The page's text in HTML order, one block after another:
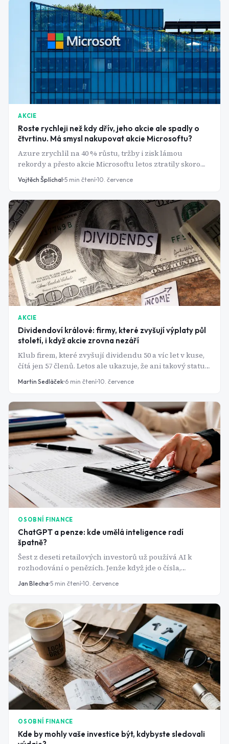
AKCIE
Roste rychleji než kdy dřív, jeho akcie ale spadly o
čtvrtinu. Má smysl nakupovat akcie Microsoftu?
Azure zrychlil na 40 % růstu, tržby i zisk lámou
rekordy a přesto akcie Microsoftu letos ztratily skoro
pětinu hodnoty. Kde je zakopaný pes?
Vojtěch Šplíchal 5 min čtení 10. července
AKCIE
Dividendoví králové: firmy, které zvyšují výplaty půl
století, i když akcie zrovna nezáří
Klub firem, které zvyšují dividendu 50 a víc let v kuse,
čítá jen 57 členů. Letos ale ukazuje, že ani takový status
akcie před propadem neochrání.
Martin Sedláček 6 min čtení 10. července
OSOBNÍ FINANCE
ChatGPT a penze: kde umělá inteligence radí
špatně?
Šest z deseti retailových investorů už používá AI k
rozhodování o penězích. Jenže když jde o čísla,
ChatGPT si je klidně vymyslí. A u důchodu se taková
Jan Blecha 5 min čtení 10. července
OSOBNÍ FINANCE
Kde by mohly vaše investice být, kdybyste sledovali